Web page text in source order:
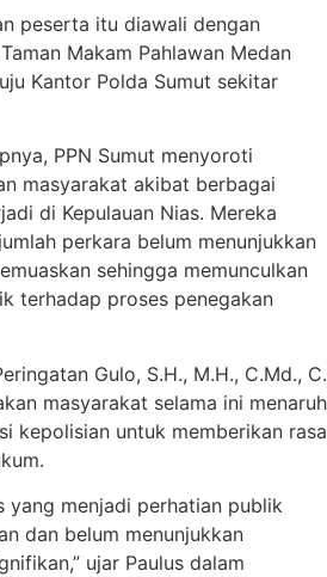
peserta itu diawali dengan
Makam Pahlawan Medan
Kantor Polda Sumut sekitar
PPN Sumut menyoroti
masyarakat akibat berbagai
di Kepulauan Nias. Mereka
perkara belum menunjukkan
sehingga memunculkan
terhadap proses penegakan
Gulo, S.H., M.H., C.Md., C.
masyarakat selama ini menaruh
kepolisian untuk memberikan rasa
yang menjadi perhatian publik
dan belum menunjukkan
ujar Paulus dalam